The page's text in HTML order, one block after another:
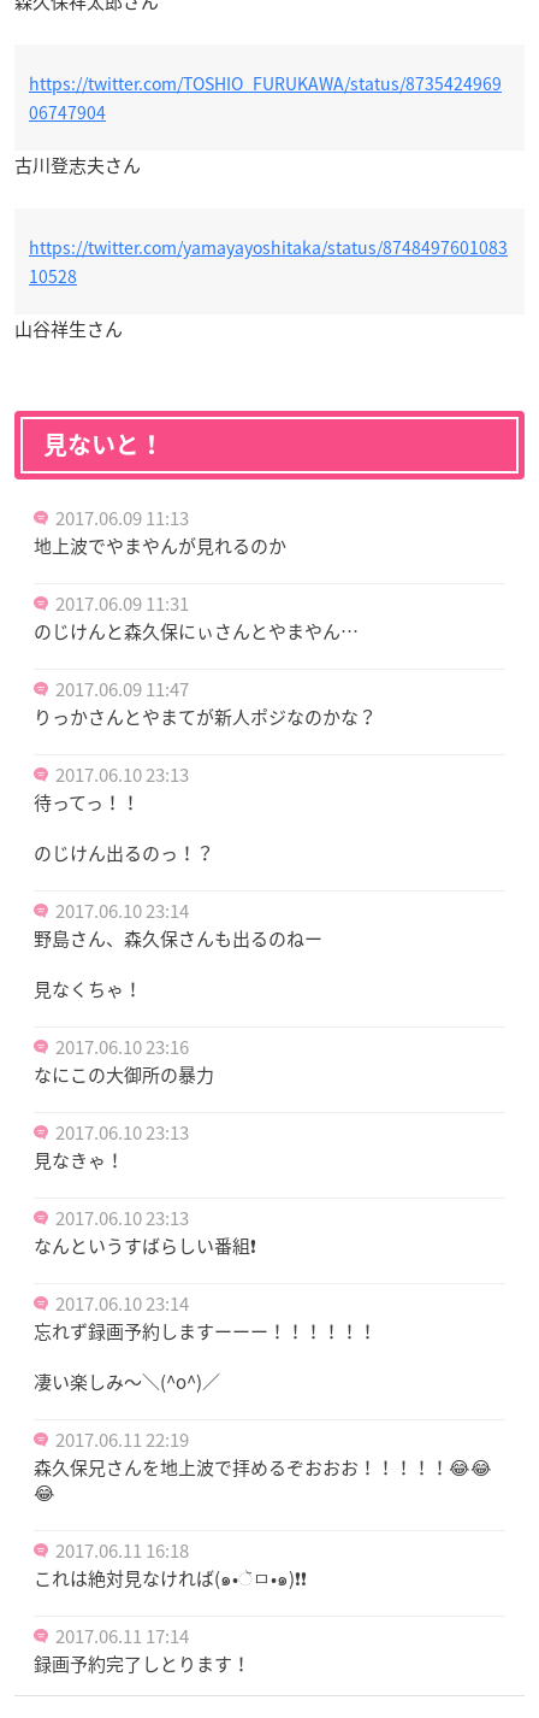
https://twitter.com/TOSHIO_FURUKAWA/status/8735424969
06747904
古川登志夫さん
https://twitter.com/yamayayoshitaka/status/8748497601083
10528
山谷祥生さん
見ないと！
2017.06.09 11:13
地上波でやまやんが見れるのか
2017.06.09 11:31
のじけんと森久保にぃさんとやまやん…
2017.06.09 11:47
りっかさんとやまてが新人ポジなのかな？
2017.06.10 23:13
待ってっ！！
のじけん出るのっ！？
2017.06.10 23:14
野島さん、森久保さんも出るのねー
見なくちゃ！
2017.06.10 23:16
なにこの大御所の暴力
2017.06.10 23:13
見なきゃ！
2017.06.10 23:13
なんというすばらしい番組❗
2017.06.10 23:14
忘れず録画予約しますーーー！！！！！！
凄い楽しみ～＼(^o^)／
2017.06.11 22:19
森久保兄さんを地上波で拝めるぞおおお！！！！！😂😂
😂
2017.06.11 16:18
これは絶対見なければ(๑•ૅㅁ•๑)❗️❗️
2017.06.11 17:14
録画予約完了しとります！